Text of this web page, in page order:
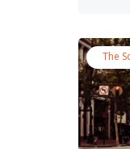
The